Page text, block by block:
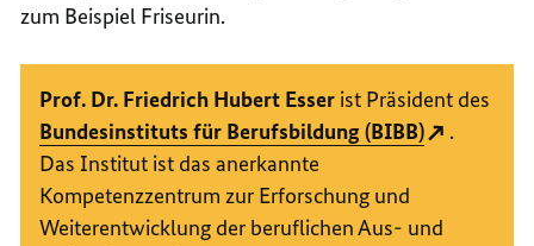
zum Beispiel Friseurin.
Prof. Dr. Friedrich Hubert Esser ist Präsident des
Bundesinstituts für Berufsbildung (BIBB)
.
Das Institut ist das anerkannte
Kompetenzzentrum zur Erforschung und
Weiterentwicklung der beruflichen Aus- und